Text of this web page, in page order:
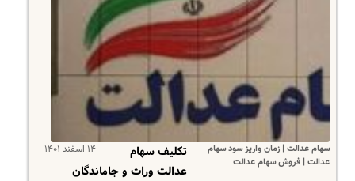
سهام عدالت | زمان واریز سود سهام
عدالت | فروش سهام عدالت
۱۴ اسفند ۱۴۰۱
تکلیف سهام
عدالت وراث و جاماندگان